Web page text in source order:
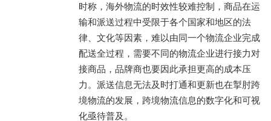
时称，海外物流的时效性较难控制，商品在运
输和派送过程中受限于各个国家和地区的法
律、文化等因素，难以由同一个物流企业完成
配送全过程，需要不同的物流企业进行接力对
接商品，品牌商也要因此承担更高的成本压
力。派送信息无法及时打通和更新也在掣肘跨
境物流的发展，跨境物流信息的数字化和可视
化亟待普及。